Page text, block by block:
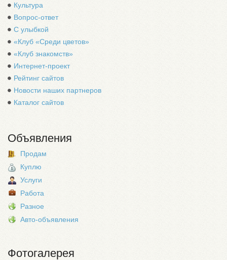
Культура
Вопрос-ответ
С улыбкой
«Клуб «Среди цветов»
«Клуб знакомств»
Интернет-проект
Рейтинг сайтов
Новости наших партнеров
Каталог сайтов
Объявления
Продам
Куплю
Услуги
Работа
Разное
Авто-объявления
Фотогалерея